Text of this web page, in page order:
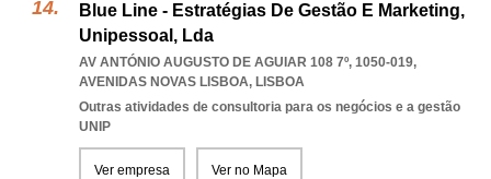
Blue Line - Estratégias De Gestão E Marketing,
Unipessoal, Lda
AV ANTÓNIO AUGUSTO DE AGUIAR 108 7º, 1050-019,
AVENIDAS NOVAS LISBOA, LISBOA
Outras atividades de consultoria para os negócios e a gestão
UNIP
Ver empresa Ver no Mapa